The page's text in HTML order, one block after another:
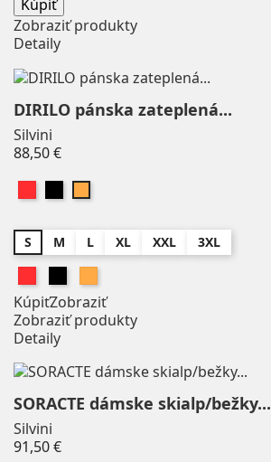
Thule 0
Time
TOWCAR
0
ULTRASUN
URSUS 0
Uvex 0
Velotoze 0
WEERIDE 0
WEERIDE, KAZAM
Xpand 0
Zéfal
Kúpiť
Zobraziť produkty
Detaily
DIRILO pánska zateplená...
Silvini
88,50 €Price
S M L XL XXL 3XL
KúpiťZobraziť
Zobraziť produkty
Detaily
SORACTE dámske skialp/bežky...
Silvini
91,50 €Price